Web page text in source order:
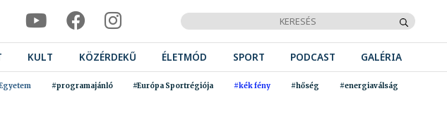
KULT KÖZÉRDEKŰ ÉLETMÓD SPORT PODCAST GALÉRIA
#programajánló #Európa Sportrégiója #kék fény #hőség #energiaválság